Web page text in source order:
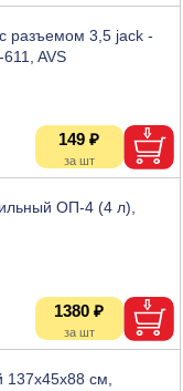
разъемом 3,5 jack -
AVS
149 ₽
ОП-4 (4 л),
1380 ₽
см,